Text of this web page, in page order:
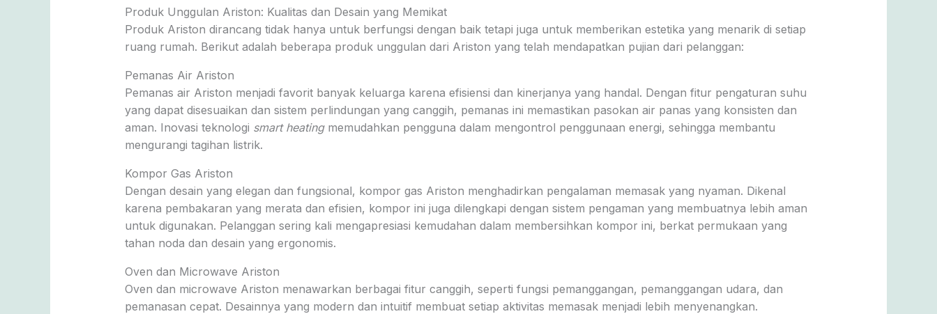
Produk Unggulan Ariston: Kualitas dan Desain yang Memikat
Produk Ariston dirancang tidak hanya untuk berfungsi dengan baik tetapi juga untuk memberikan estetika yang menarik di setiap
ruang rumah. Berikut adalah beberapa produk unggulan dari Ariston yang telah mendapatkan pujian dari pelanggan:
Pemanas Air Ariston
Pemanas air Ariston menjadi favorit banyak keluarga karena efisiensi dan kinerjanya yang handal. Dengan fitur pengaturan suhu
yang dapat disesuaikan dan sistem perlindungan yang canggih, pemanas ini memastikan pasokan air panas yang konsisten dan
aman. Inovasi teknologi smart heatingmemudahkan pengguna dalam mengontrol penggunaan energi, sehingga membantu
mengurangi tagihan listrik.
Kompor Gas Ariston
Dengan desain yang elegan dan fungsional, kompor gas Ariston menghadirkan pengalaman memasak yang nyaman. Dikenal
karena pembakaran yang merata dan efisien, kompor ini juga dilengkapi dengan sistem pengaman yang membuatnya lebih aman
untuk digunakan. Pelanggan sering kali mengapresiasi kemudahan dalam membersihkan kompor ini, berkat permukaan yang
tahan noda dan desain yang ergonomis.
Oven dan Microwave Ariston
Oven dan microwave Ariston menawarkan berbagai fitur canggih, seperti fungsi pemanggangan, pemanggangan udara, dan
pemanasan cepat. Desainnya yang modern dan intuitif membuat setiap aktivitas memasak menjadi lebih menyenangkan.